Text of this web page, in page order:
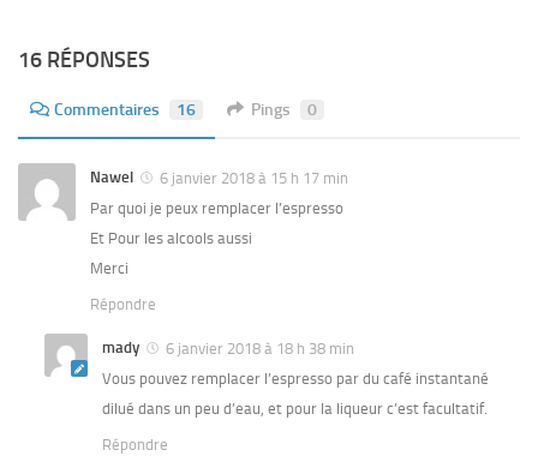
16 RÉPONSES
Commentaires 16 Pings 0
Nawel
6 janvier 2018 à 15 h 17 min
Par quoi je peux remplacer l’espresso
Et Pour les alcools aussi
Merci
Répondre
mady
6 janvier 2018 à 18 h 38 min
Vous pouvez remplacer l’espresso par du café instantané
dilué dans un peu d’eau, et pour la liqueur c’est facultatif.
Répondre